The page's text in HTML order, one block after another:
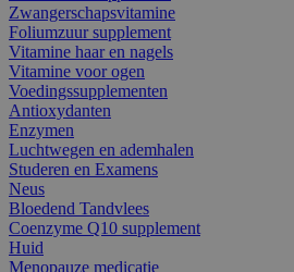
Zwangerschapsvitamine
Foliumzuur supplement
Vitamine haar en nagels
Vitamine voor ogen
Voedingssupplementen
Antioxydanten
Enzymen
Luchtwegen en ademhalen
Studeren en Examens
Neus
Bloedend Tandvlees
Coenzyme Q10 supplement
Huid
Menopauze medicatie